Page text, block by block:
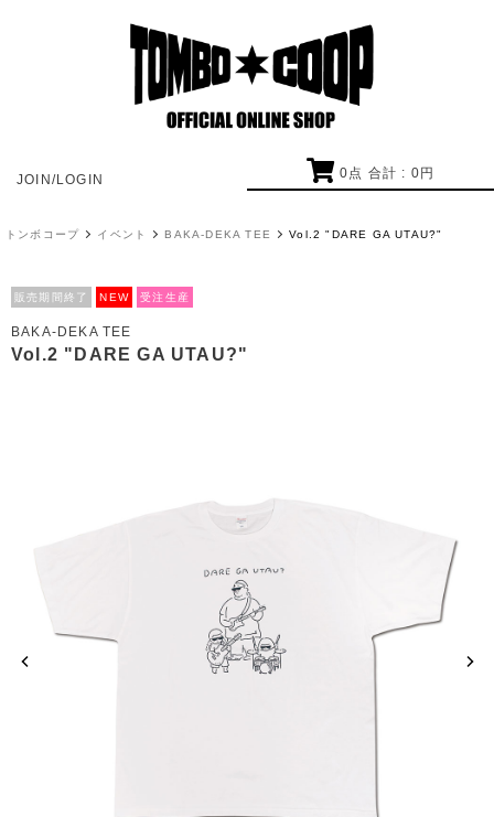
JOIN/LOGIN 0点 合計 : 0 円
トンボコープ イベント BAKA-DEKA TEE Vol.2 "DARE GA UTAU?"
販売期間終了 NEW 受注生産
BAKA-DEKA TEE
Vol.2 "DARE GA UTAU?"